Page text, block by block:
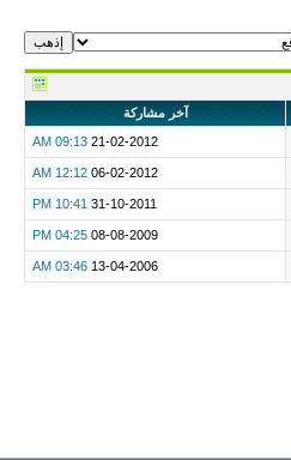
آخر مشاركة
21-02-2012
09:13 AM
06-02-2012
12:12 AM
31-10-2011
10:41 PM
08-08-2009
04:25 PM
13-04-2006
03:46 AM